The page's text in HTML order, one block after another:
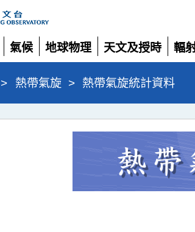
氣候
展
開
地球物理
展
開
天文及授時
展
開
輻
展
開
> 熱帶氣旋 > 熱帶氣旋統計資料